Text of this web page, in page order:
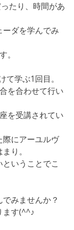
たり、時間があ
ダを学んでみ
。
て学ぶ1回目。
を合わせて行い
を受講されてい
にアーユルヴ
り。
いうことでこ
みませんか？
ます(^^♪